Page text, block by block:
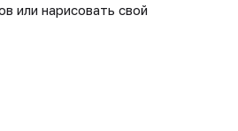
или нарисовать свой